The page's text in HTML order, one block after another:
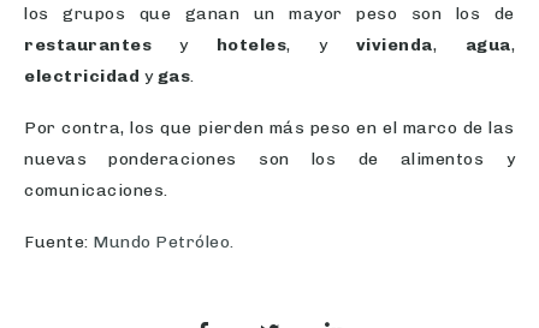
restaurantes
yhoteles , y vivienda,agua,
electricidady gas
nuevas ponderaciones son los de alimentos y
comunicaciones.